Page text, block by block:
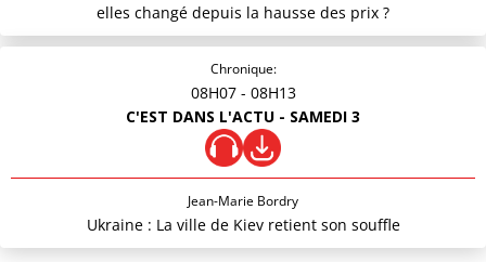
elles changé depuis la hausse des prix ?
Chronique:
08H07 - 08H13
C'EST DANS L'ACTU - SAMEDI 3
Jean-Marie Bordry
Ukraine : La ville de Kiev retient son souffle